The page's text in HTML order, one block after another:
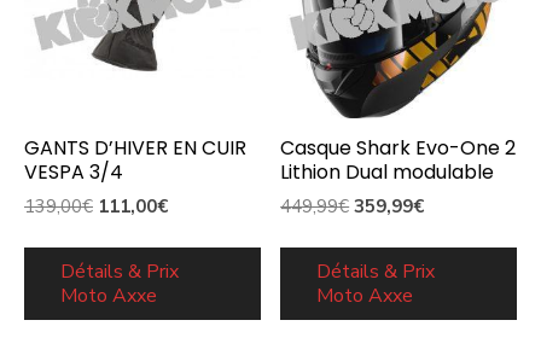
GANTS D’HIVER EN CUIR
VESPA 3/4
139,00€ Le
initial
était :
111,00€Le
actuel
Détails & Prix
Moto Axxe
Casque Shark Evo-One 2
Lithion Dual modulable
449,99€ Le
initial
était :
359,99€Le
actuel
Détails & Prix
Moto Axxe